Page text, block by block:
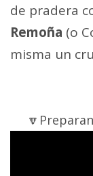
de pradera
Remoña (o
misma un